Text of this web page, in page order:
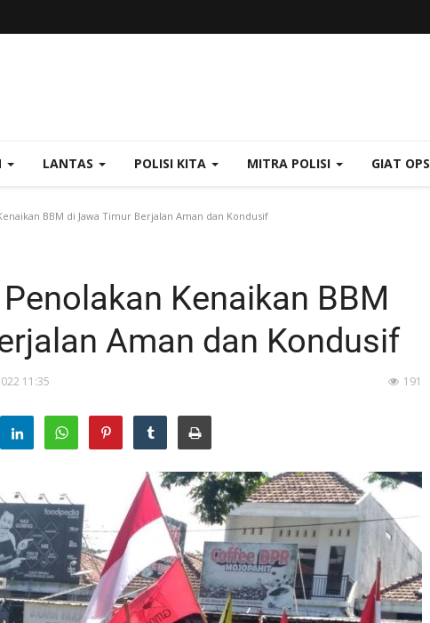
LANTAS POLISI KITA MITRA POLISI GIAT OPS
BBM di Jawa Timur Berjalan Aman dan Kondusif
Kenaikan BBM
Aman dan Kondusif
11:35 191